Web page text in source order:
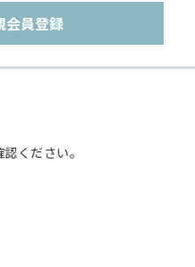
ください。